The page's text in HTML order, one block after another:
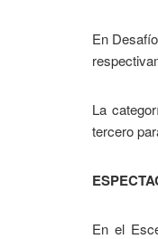
En
La
tercero
En el